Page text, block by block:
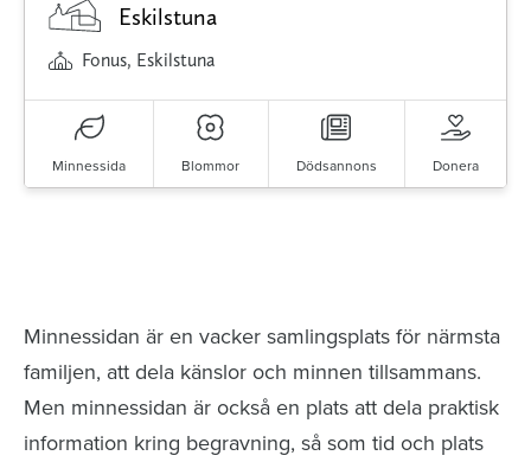
Eskilstuna
Fonus, Eskilstuna
Minnessida Blommor Dödsannons Donera
Minnessidan är en vacker samlingsplats för närmsta
familjen, att dela känslor och minnen tillsammans.
Men minnessidan är också en plats att dela praktisk
information kring begravning, så som tid och plats